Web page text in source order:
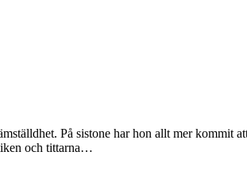
På sistone har hon allt mer kommit
och tittarna…